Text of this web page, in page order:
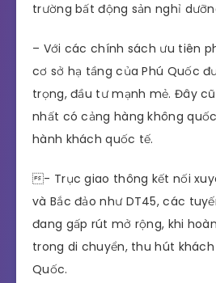
trường bất động sản nghỉ
– Với các chính sách ưu tiên
cơ sở hạ tầng của Phú Quốc
trọng, đầu tư mạnh mẻ. Đây
nhất có cảng hàng không
hành khách quốc tế.
- Trục giao thông kết nối
và Bắc đảo như DT45, các
đang gấp rút mở rộng, khi
trong di chuyển, thu hút
Quốc.